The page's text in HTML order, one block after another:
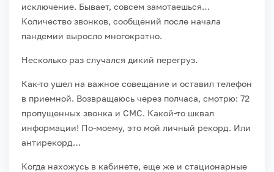
исключение. Бывает, совсем замотаешься…
Количество звонков, сообщений после начала
пандемии выросло многократно.
Несколько раз случался дикий перегруз.
Как-то ушел на важное совещание и оставил телефон
в приемной. Возвращаюсь через полчаса, смотрю: 72
пропущенных звонка и СМС. Какой-то шквал
информации! По-моему, это мой личный рекорд. Или
антирекорд…
Когда нахожусь в кабинете, еще же и стационарные